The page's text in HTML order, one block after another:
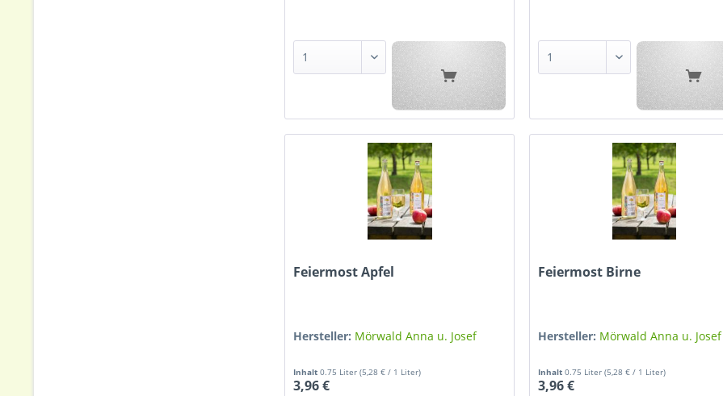
Feiermost Apfel
Hersteller: Mörwald Anna u. Josef
Inhalt0.75 Liter(5,28 € / 1 Liter)
3,96 €
Feiermost Birne
Hersteller: Mörwald Anna u. Josef
Inhalt0.75 Liter(5,28 € / 1 Liter)
3,96 €